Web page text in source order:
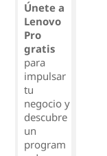
Únete a
Lenovo
Pro
gratis
para
impulsar
tu
negocio y
descubre
un
program